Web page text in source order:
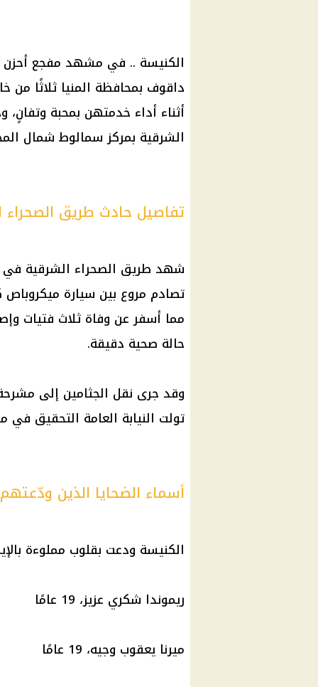
الكنيسة .. في مشهد مفجع أحزن
داقوف بمحافظة المنيا ثلاثًا من
أثناء أداء خدمتهن بمحبة
الشرقية بمركز سمالوط شمال
تفاصيل حادث طريق الصحراء
شهد طريق الصحراء الشرقية في
تصادم مروع بين سيارة
حالة صحية دقيقة.
وقد جرى نقل الجثامين إلى
تولت النيابة العامة التحقيق في
أسماء الضحايا الذين
الكنيسة ودعت بقلوب مملوءة
ريموندا شكري عزيز، 19 عامًا
ميرنا يعقوب وجيه، 19 عامًا